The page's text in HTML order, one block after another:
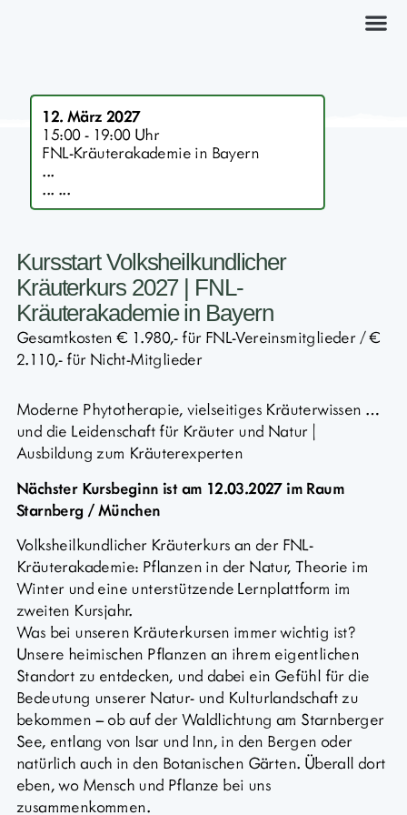
Kursstart Volksheilkundlicher
Kräuterkurs 2027 | FNL-
Kräuterakademie in Bayern
Gesamtkosten € 1.980,- für FNL-Vereinsmitglieder / €
2.110,- für Nicht-Mitglieder
12. März 2027
15:00 - 19:00 Uhr
FNL-Kräuterakademie in Bayern
...
... ...
Moderne Phytotherapie, vielseitiges Kräuterwissen …
und die Leidenschaft für Kräuter und Natur |
Ausbildung zum Kräuterexperten
Nächster Kursbeginn ist am 12.03.2027 im Raum
Starnberg / München
Volksheilkundlicher Kräuterkurs an der FNL-
Kräuterakademie: Pflanzen in der Natur, Theorie im
Winter und eine unterstützende Lernplattform im
zweiten Kursjahr.
Was bei unseren Kräuterkursen immer wichtig ist?
Unsere heimischen Pflanzen an ihrem eigentlichen
Standort zu entdecken, und dabei ein Gefühl für die
Bedeutung unserer Natur- und Kulturlandschaft zu
bekommen – ob auf der Waldlichtung am Starnberger
See, entlang von Isar und Inn, in den Bergen oder
natürlich auch in den Botanischen Gärten. Überall dort
eben, wo Mensch und Pflanze bei uns
zusammenkommen.